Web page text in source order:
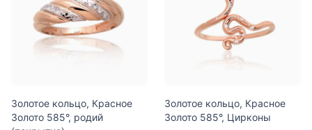
Золотое кольцо, Красное
Золото 585°, родий
Золотое кольцо, Красное
Золото 585°, Цирконы